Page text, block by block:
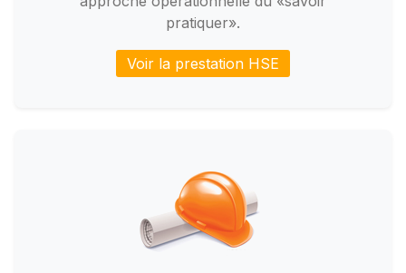
pratiquer».
Voir la prestation HSE